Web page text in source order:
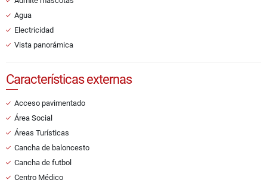
Agua
Electricidad
Vista panorámica
Características externas
Acceso pavimentado
Área Social
Áreas Turísticas
Cancha de baloncesto
Cancha de futbol
Centro Médico